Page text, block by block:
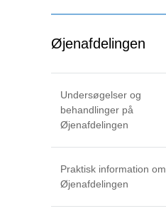
Øjenafdelingen
Undersøgelser og
behandlinger på
Øjenafdelingen
Praktisk information om
Øjenafdelingen